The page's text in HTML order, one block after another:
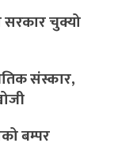
सरकार चुक्यो
संस्कार,
बम्पर